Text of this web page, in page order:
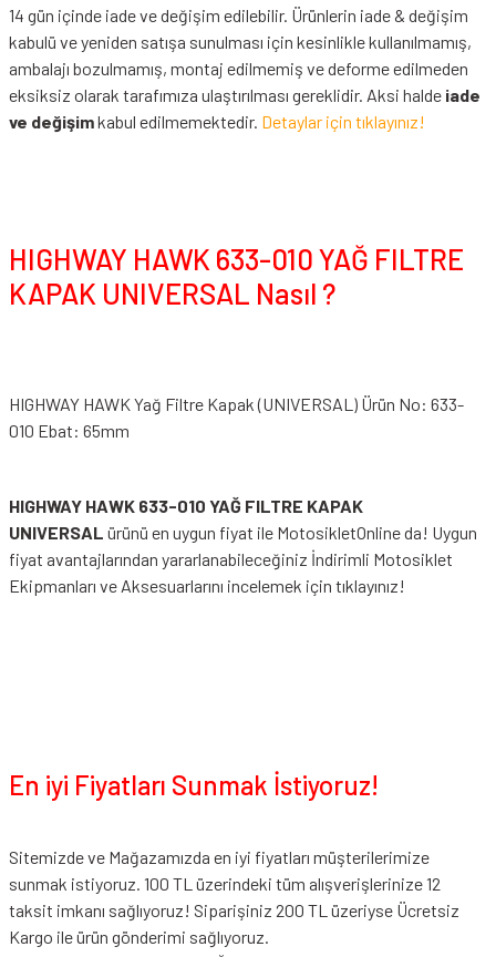
14 gün içinde iade ve değişim edilebilir. Ürünlerin iade & değişim
kabulü ve yeniden satışa sunulması için kesinlikle kullanılmamış,
ambalajı bozulmamış, montaj edilmemiş ve deforme edilmeden
eksiksiz olarak tarafımıza ulaştırılması gereklidir. Aksi halde iade
ve değişimkabul edilmemektedir. Detaylar için tıklayınız!
HIGHWAY HAWK 633-010 YAĞ FILTRE
KAPAK UNIVERSAL Nasıl ?
HIGHWAY HAWK Yağ Filtre Kapak (UNIVERSAL) Ürün No: 633-
010 Ebat: 65mm
HIGHWAY HAWK 633-010 YAĞ FILTRE KAPAK
UNIVERSAL ürünü en uygun fiyat ile MotosikletOnline da! Uygun
fiyat avantajlarından yararlanabileceğiniz İndirimli Motosiklet
Ekipmanları ve Aksesuarlarını incelemek için tıklayınız!
En iyi Fiyatları Sunmak İstiyoruz!
Sitemizde ve Mağazamızda en iyi fiyatları müşterilerimize
sunmak istiyoruz. 100 TL üzerindeki tüm alışverişlerinize 12
taksit imkanı sağlıyoruz! Siparişiniz 200 TL üzeriyse Ücretsiz
Kargo ile ürün gönderimi sağlıyoruz.